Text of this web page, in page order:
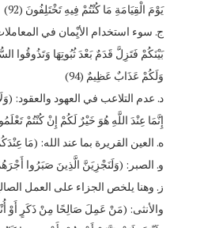
يَوْمَ الْقِيَامَةِ مَا كُنْتُمْ فِيهِ تَخْتَلِفُونَ (92)
‌ج. سوء استخدام الأيِْمان في
بَيْنَكُمْ فَتَزِلَّ قَدَمٌ بَعْدَ ثُبُوتِهَا وَتَذُوقُوا
وَلَكُمْ عَذَابٌ عَظِيمٌ (94)
‌د. عدم التلاعب في العهود والعقود:
إِنَّمَا عِنْدَ اللَّهِ هُوَ خَيْرٌ لَكُمْ إِنْ كُنْتُمْ
‌ه. العين القريرة بما عند الله: (مَا
‌و. الصبر: (وَلَنَجْزِيَنَّ الَّذِينَ صَبَرُوا
‌ز. وهنا يلخص الجزاء على العمل
والأنثى: (مَنْ عَمِلَ صَالِحًا مِنْ ذَكَرٍ أَوْ